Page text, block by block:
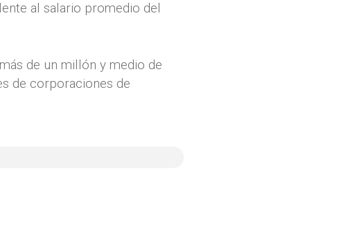
al salario promedio del
de un millón y medio de
de corporaciones de